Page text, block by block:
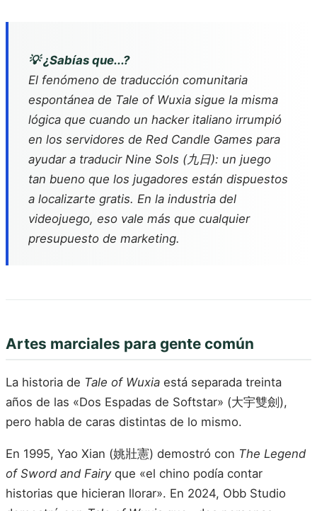
💡 ¿Sabías que...?
El fenómeno de traducción comunitaria
espontánea de Tale of Wuxia sigue la misma
lógica que cuando un hacker italiano irrumpió
en los servidores de Red Candle Games para
ayudar a traducir Nine Sols (九日): un juego
tan bueno que los jugadores están dispuestos
a localizarte gratis. En la industria del
videojuego, eso vale más que cualquier
presupuesto de marketing.
Artes marciales para gente común
La historia de Tale of Wuxia está separada treinta
años de las «Dos Espadas de Softstar» (大宇雙劍),
pero habla de caras distintas de lo mismo.
En 1995, Yao Xian (姚壯憲) demostró con The Legend
of Sword and Fairyque «el chino podía contar
historias que hicieran llorar». En 2024, Obb Studio